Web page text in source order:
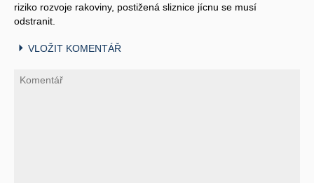
riziko rozvoje rakoviny, postižená sliznice jícnu se musí
odstranit.
VLOŽIT KOMENTÁŘ